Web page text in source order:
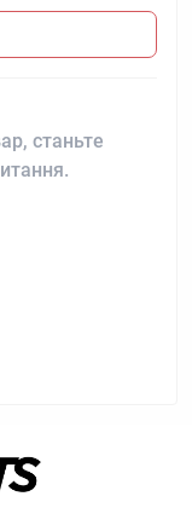
станьте